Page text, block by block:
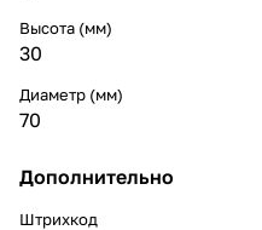
Высота (мм)
30
Диаметр (мм)
70
Дополнительно
Штрихкод